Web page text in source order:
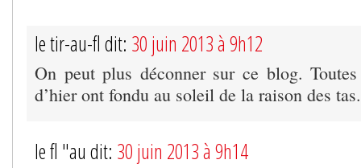
le tir-au-fl dit: 30 juin 2013 à 9h12
On peut plus déconner sur ce blog.
d’hier ont fondu au soleil de la raison des tas.
le fl "au dit: 30 juin 2013 à 9h14